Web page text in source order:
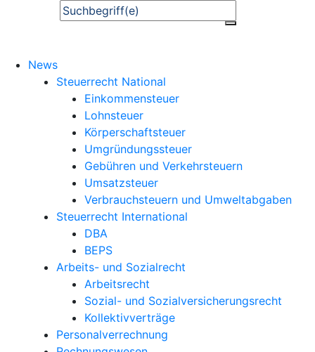
Suche
News
Steuerrecht National
Einkommensteuer
Lohnsteuer
Körperschaftsteuer
Umgründungssteuer
Gebühren und Verkehrsteuern
Umsatzsteuer
Verbrauchsteuern und Umweltabgaben
Steuerrecht International
DBA
BEPS
Arbeits- und Sozialrecht
Arbeitsrecht
Sozial- und Sozialversicherungsrecht
Kollektivverträge
Personalverrechnung